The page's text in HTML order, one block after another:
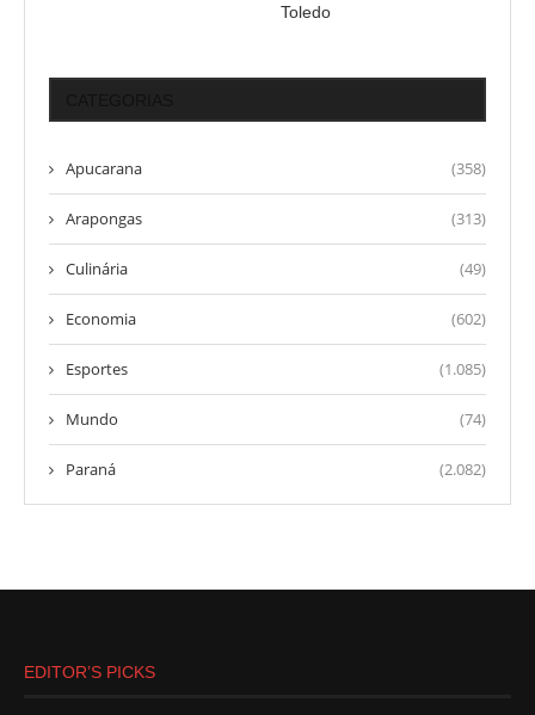
Toledo
Apucarana (358)
Arapongas (313)
Culinária (49)
Economia (602)
Esportes (1.085)
Mundo (74)
Paraná (2.082)
EDITOR’S PICKS